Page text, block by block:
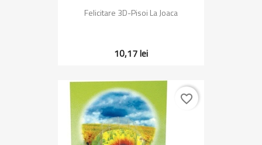
Felicitare 3D-Pisoi La Joaca
10,17 lei
favorite_border